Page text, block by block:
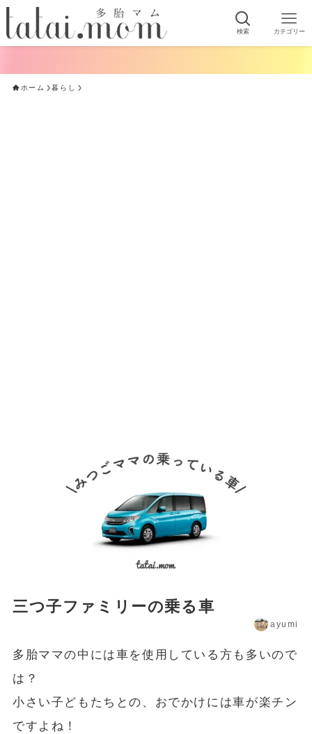
検索 カテゴリー
ホーム 暮らし
三つ子ファミリーの乗る車
ayumi
多胎ママの中には車を使用している方も多いので
は？
小さい子どもたちとの、おでかけには車が楽チン
ですよね！